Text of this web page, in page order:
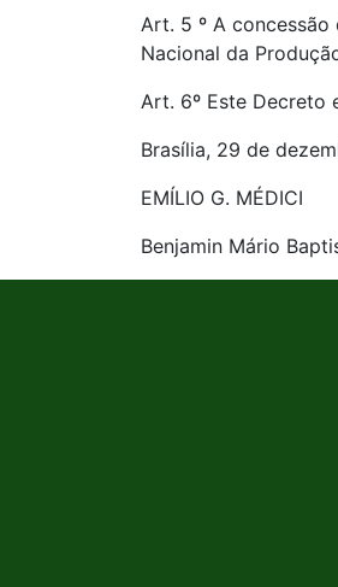
Art. 5 º A
Nacional da
Art. 6º Este Decreto
Brasília, 29 de
EMÍLIO G. MÉDICI
Benjamin Mário